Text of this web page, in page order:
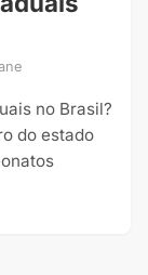
no Brasil?
do estado